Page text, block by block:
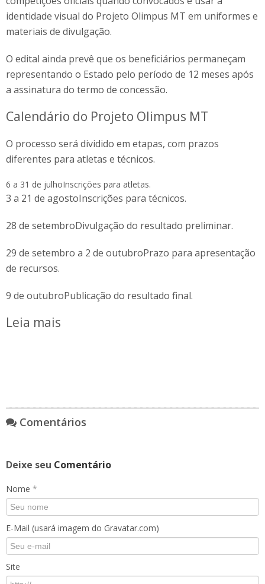
identidade visual do Projeto Olimpus MT em uniformes e
materiais de divulgação.
O edital ainda prevê que os beneficiários permaneçam
representando o Estado pelo período de 12 meses após
a assinatura do termo de concessão.
Calendário do Projeto Olimpus MT
O processo será dividido em etapas, com prazos
diferentes para atletas e técnicos.
6 a 31 de julhoInscrições para atletas.
3 a 21 de agostoInscrições para técnicos.
28 de setembroDivulgação do resultado preliminar.
29 de setembro a 2 de outubroPrazo para apresentação
de recursos.
9 de outubroPublicação do resultado final.
Leia mais
Comentários
Deixe seu Comentário
Nome *
E-Mail (usará imagem do Gravatar.com)
Site